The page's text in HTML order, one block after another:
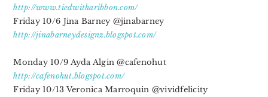
http://www.tiedwitharibbon.com/
Friday 10/6 Jina Barney @jinabarney
http://jinabarneydesignz.blogspot.com/
Monday 10/9 Ayda Algin @cafenohut
http://cafenohut.blogspot.com/
Friday 10/13 Veronica Marroquin @vividfelicity